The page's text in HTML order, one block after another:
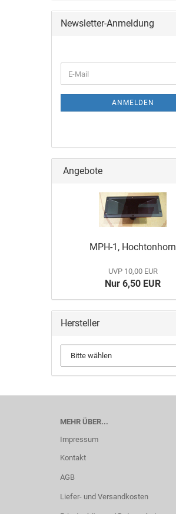
Newsletter-Anmeldung
ANMELDEN
Angebote
MPH-1, Hochtonhorn
UVP 10,00 EUR
Nur 6,50 EUR
Hersteller
MEHR ÜBER...
Impressum
Kontakt
AGB
Liefer- und Versandkosten